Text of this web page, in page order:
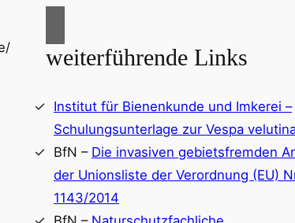
weiterführende Links
Institut für Bienenkunde und Imkerei –
Schulungsunterlage zur Vespa
BfN – Die invasiven gebietsfremden
der Unionsliste der Verordnung (EU)
1143/2014